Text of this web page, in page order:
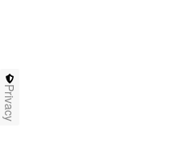
Privacy